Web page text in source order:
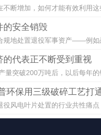
断增加，如何才能有效利用
的安全销毁
规地处置退役军事资产——例
代表正不断受到重视
突破200万吨后，以后每年的
环保用三级破碎工艺打
风电叶片处置的行业共性痛